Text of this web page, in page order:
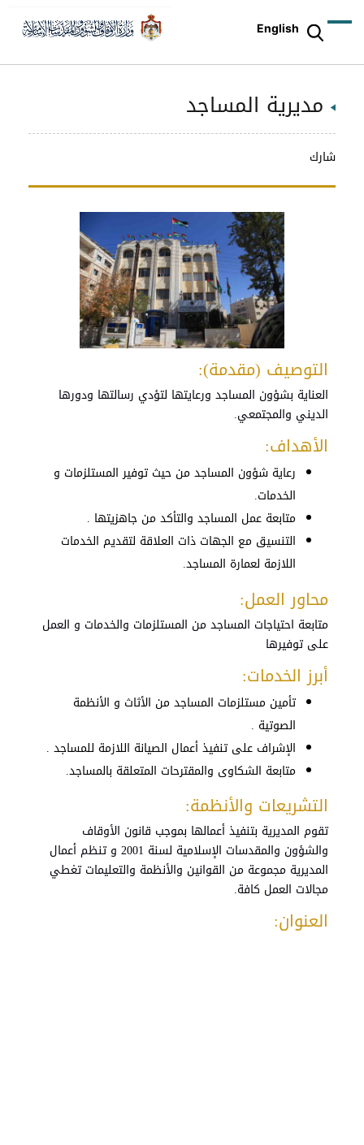
English
مديرية المساجد
شارك
التوصيف (مقدمة):
العناية بشؤون المساجد ورعايتها لتؤدي رسالتها ودورها
الديني والمجتمعي.
الأهداف:
رعاية شؤون المساجد من حيث توفير المستلزمات و
الخدمات.
متابعة عمل المساجد والتأكد من جاهزيتها .
التنسيق مع الجهات ذات العلاقة لتقديم الخدمات
اللازمة لعمارة المساجد.
محاور العمل:
متابعة احتياجات المساجد من المستلزمات والخدمات و العمل
على توفيرها
أبرز الخدمات:
تأمين مستلزمات المساجدمن الأثاث و الأنظمة
الصوتية .
الإشراف على تنفيذأعمال الصيانة اللازمة للمساجد .
متابعة الشكاوى والمقترحات المتعلقة بالمساجد.
التشريعات والأنظمة:
تقوم المديرية بتنفيذ أعمالها بموجب قانون الأوقاف
والشؤون والمقدسات الإسلامية لسنة 2001 و تنظم أعمال
المديرية مجموعة من القوانين والأنظمة والتعليمات تغطي
مجالات العمل كافة.
العنوان: